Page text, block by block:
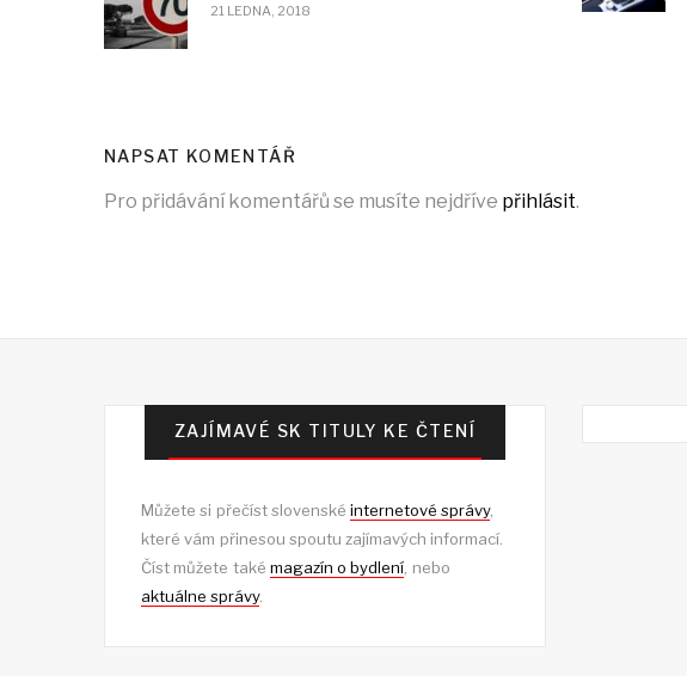
21 LEDNA, 2018
NAPSAT KOMENTÁŘ
Pro přidávání komentářů se musíte nejdříve přihlásit.
ZAJÍMAVÉ SK TITULY KE ČTENÍ
Můžete si přečíst slovenskéinternetové správy,
které vám přinesou spoutu zajímavých informací.
Číst můžete také magazín o bydlení , nebo
aktuálne správy.